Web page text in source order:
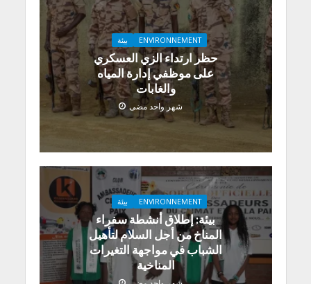
ENVIRONNEMENT بيئة
حظر ارتداء الزي العسكري
على موظفي إدارة المياه
والغابات
شهر واحد مضى
ENVIRONNEMENT بيئة
بيئة: إطلاق أنشطة سفراء
المناخ من أجل السلام لتأهيل
الشباب في مواجهة التغيرات
المناخية